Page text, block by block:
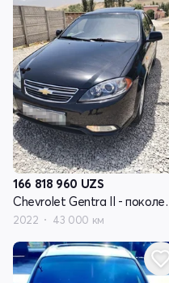
166 818 960 UZS
2022 43 000 км